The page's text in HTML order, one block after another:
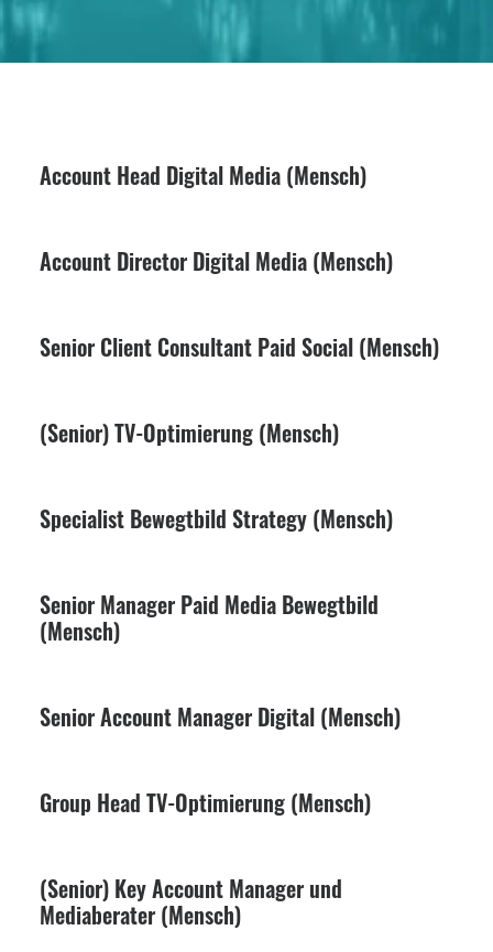
Account Head Digital Media (Mensch)
Account Director Digital Media (Mensch)
Senior Client Consultant Paid Social (Mensch)
(Senior) TV-Optimierung (Mensch)
Specialist Bewegtbild Strategy (Mensch)
Senior Manager Paid Media Bewegtbild
(Mensch)
Senior Account Manager Digital (Mensch)
Group Head TV-Optimierung (Mensch)
(Senior) Key Account Manager und
Mediaberater (Mensch)